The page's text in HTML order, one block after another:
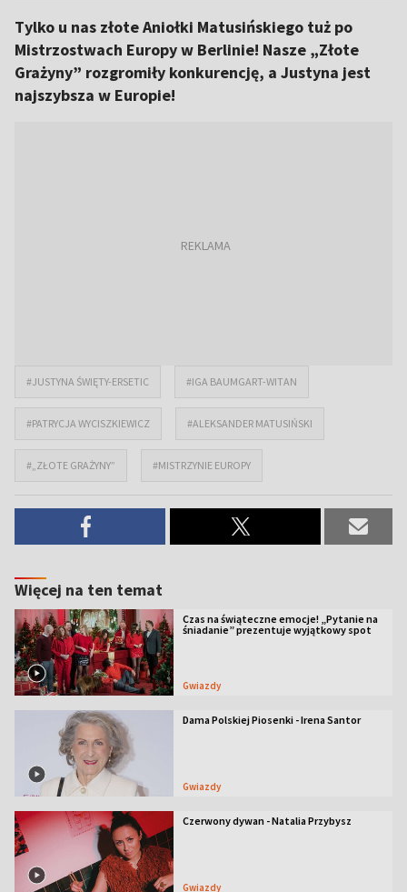
Tylko u nas złote Aniołki Matusińskiego tuż po
Mistrzostwach Europy w Berlinie! Nasze „Złote
Grażyny” rozgromiły konkurencję, a Justyna jest
najszybsza w Europie!
#JUSTYNA ŚWIĘTY-ERSETIC #IGA BAUMGART-WITAN
#PATRYCJA WYCISZKIEWICZ #ALEKSANDER MATUSIŃSKI
#„ZŁOTE GRAŻYNY” #MISTRZYNIE EUROPY
Więcej na ten temat
Czas na świąteczne emocje! „Pytanie na
śniadanie” prezentuje wyjątkowy spot
Gwiazdy
Dama Polskiej Piosenki - Irena Santor
Gwiazdy
Czerwony dywan - Natalia Przybysz
Gwiazdy